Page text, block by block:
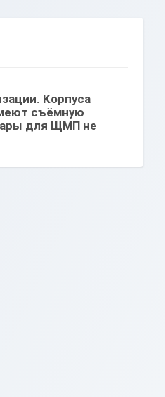
Корпуса
съёмную
для ЩМП не